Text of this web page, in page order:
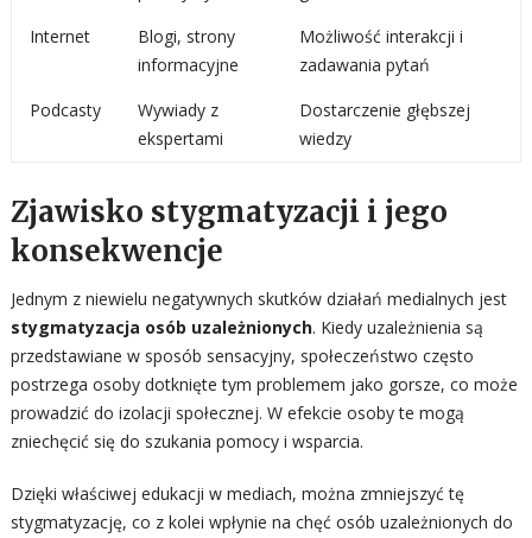
Internet
Blogi, strony
informacyjne
Możliwość interakcji i
zadawania pytań
Podcasty
Wywiady z
ekspertami
Dostarczenie głębszej
wiedzy
Zjawisko stygmatyzacji i jego
konsekwencje
Jednym z niewielu negatywnych skutków działań medialnych jest
stygmatyzacja osób uzależnionych. Kiedy uzależnienia są
przedstawiane w sposób sensacyjny, społeczeństwo często
postrzega osoby dotknięte tym problemem jako gorsze, co może
prowadzić do izolacji społecznej. W efekcie osoby te mogą
zniechęcić się do szukania pomocy i wsparcia.
Dzięki właściwej edukacji w mediach, można zmniejszyć tę
stygmatyzację, co z kolei wpłynie na chęć osób uzależnionych do